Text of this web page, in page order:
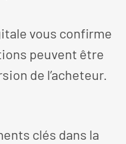
vous confirme
peuvent être
de l’acheteur.
clés dans la